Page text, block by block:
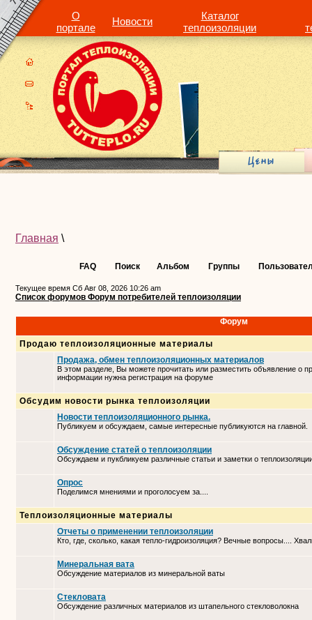
О
портале
Новости
Каталог
теплоизоляции
Главная \
FAQ Поиск Альбом Группы
Текущее время Сб Авг 08, 2026 10:26 am
Список форумов Форум потребителей теплоизоляции
Форум
Продаю теплоизоляционные материалы
Продажа, обмен теплоизоляционных материалов
В этом разделе, Вы можете прочитать или разместить объявление о
информации нужна регистрация на форуме
Обсудим новости рынка теплоизоляции
Новости теплоизоляционного рынка.
Публикуем и обсуждаем, самые интересные публикуются на главной.
Обсуждение статей о теплоизоляции
Обсуждаем и пукбликуем различные статьи и заметки о
Опрос
Поделимся мнениями и проголосуем за....
Теплоизоляционные материалы
Отчеты о применении теплоизоляции
Кто, где, сколько, какая тепло-гидроизоляция? Вечные вопросы....
Минеральная вата
Обсуждение материалов из минеральной ваты
Стекловата
Обсуждение различных материалов из штапельного стекловолокна